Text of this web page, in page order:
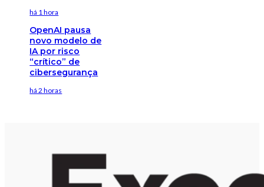
há 1 hora
OpenAI pausa
novo modelo de
IA por risco
“crítico” de
cibersegurança
há 2 horas